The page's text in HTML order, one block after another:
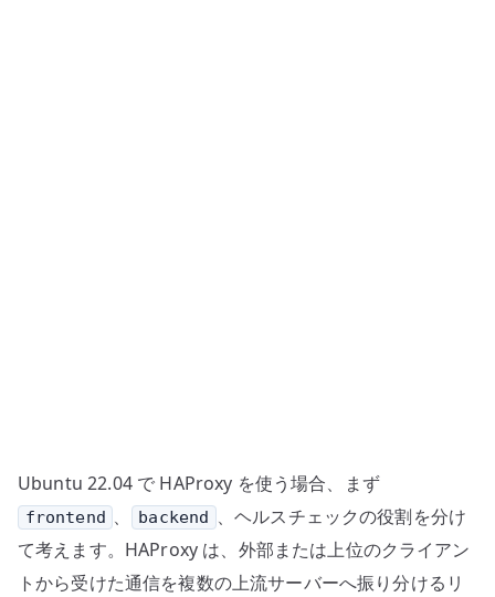
ェ
ッ
ク
へ
Ubuntu 22.04 で HAProxy を使う場合、まず
frontend 、 backend 、ヘルスチェックの役割を分け
て考えます。HAProxy は、外部または上位のクライアン
トから受けた通信を複数の上流サーバーへ振り分けるリ